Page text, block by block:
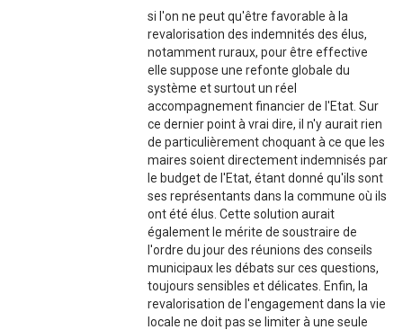
si l'on ne peut qu'être favorable à la
revalorisation des indemnités des élus,
notamment ruraux, pour être effective
elle suppose une refonte globale du
système et surtout un réel
accompagnement financier de l'Etat. Sur
ce dernier point à vrai dire, il n'y aurait rien
de particulièrement choquant à ce que les
maires soient directement indemnisés par
le budget de l'Etat, étant donné qu'ils sont
ses représentants dans la commune où ils
ont été élus. Cette solution aurait
également le mérite de soustraire de
l'ordre du jour des réunions des conseils
municipaux les débats sur ces questions,
toujours sensibles et délicates. Enfin, la
revalorisation de l'engagement dans la vie
locale ne doit pas se limiter à une seule